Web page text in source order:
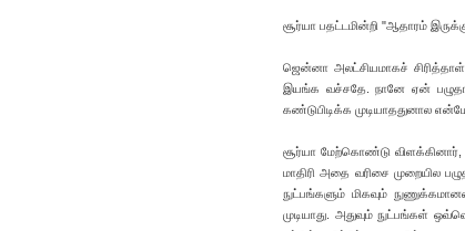
சூர்யா பதட்டமின்றி "ஆதாரம்
ஜென்னா அலட்சியமாகச்
இயங்க வச்சதே. நானே ஏன்
கண்டுபிடிக்க முடியாததுனால
சூர்யா மேற்கொண்டு
மாதிரி அதை வரிசை முறையில
நுட்பங்களும் மிகவும்
முடியாது. அதுவும் நுட்பங்கள்